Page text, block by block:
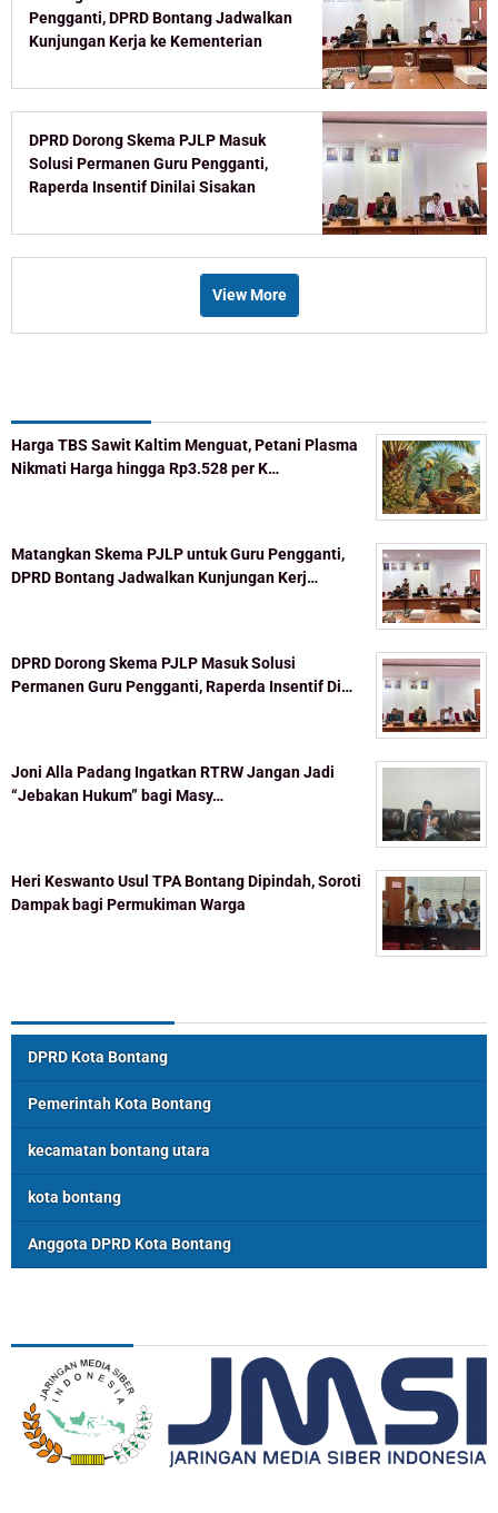
Pengganti, DPRD Bontang Jadwalkan
Kunjungan Kerja ke Kementerian
DPRD Dorong Skema PJLP Masuk
Solusi Permanen Guru Pengganti,
Raperda Insentif Dinilai Sisakan
View More
Harga TBS Sawit Kaltim Menguat, Petani Plasma
Nikmati Harga hingga Rp3.528 per K…
Matangkan Skema PJLP untuk Guru Pengganti,
DPRD Bontang Jadwalkan Kunjungan Kerj…
DPRD Dorong Skema PJLP Masuk Solusi
Permanen Guru Pengganti, Raperda Insentif Di…
Joni Alla Padang Ingatkan RTRW Jangan Jadi
“Jebakan Hukum” bagi Masy…
Heri Keswanto Usul TPA Bontang Dipindah, Soroti
Dampak bagi Permukiman Warga
DPRD Kota Bontang
Pemerintah Kota Bontang
kecamatan bontang utara
kota bontang
Anggota DPRD Kota Bontang